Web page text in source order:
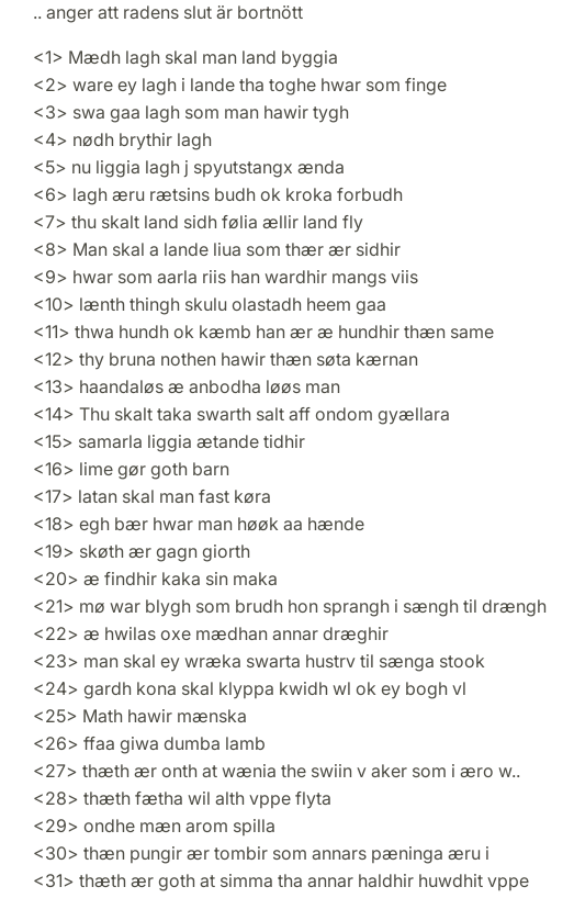
.. anger att radens slut är bortnött
<1> Mædh lagh skal man land byggia
<2> ware ey lagh i lande tha toghe hwar som finge
<3> swa gaa lagh som man hawir tygh
<4> nødh brythir lagh
<5> nu liggia lagh j spyutstangx ænda
<6> lagh æru rætsins budh ok kroka forbudh
<7> thu skalt land sidh følia ællir land fly
<8> Man skal a lande liua som thær ær sidhir
<9> hwar som aarla riis han wardhir mangs viis
<10> lænth thingh skulu olastadh heem gaa
<11> thwa hundh ok kæmb han ær æ hundhir thæn same
<12> thy bruna nothen hawir thæn søta kærnan
<13> haandaløs æ anbodha løøs man
<14> Thu skalt taka swarth salt aff ondom gyællara
<15> samarla liggia ætande tidhir
<16> lime gør goth barn
<17> latan skal man fast køra
<18> egh bær hwar man høøk aa hænde
<19> skøth ær gagn giorth
<20> æ findhir kaka sin maka
<21> mø war blygh som brudh hon sprangh i sængh til drængh
<22> æ hwilas oxe mædhan annar dræghir
<23> man skal ey wræka swarta hustrv til sænga stook
<24> gardh kona skal klyppa kwidh wl ok ey bogh vl
<25> Math hawir mænska
<26> ffaa giwa dumba lamb
<27> thæth ær onth at wænia the swiin v aker som i æro w..
<28> thæth fætha wil alth vppe flyta
<29> ondhe mæn arom spilla
<30> thæn pungir ær tombir som annars pæninga æru i
<31> thæth ær goth at simma tha annar haldhir huwdhit vppe